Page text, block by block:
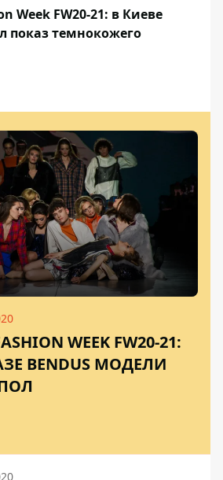
Week FW20-21: в Киеве
показ темнокожего
WEEK FW20-21:
BENDUS МОДЕЛИ